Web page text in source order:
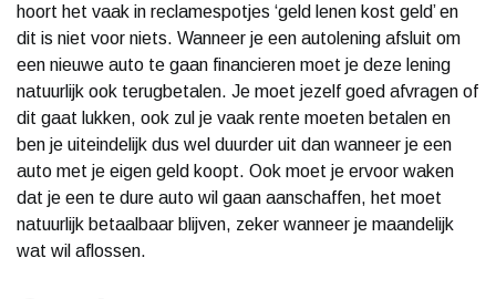
hoort het vaak in reclamespotjes ‘geld lenen kost geld’ en
dit is niet voor niets. Wanneer je een autolening afsluit om
een nieuwe auto te gaan financieren moet je deze lening
natuurlijk ook terugbetalen. Je moet jezelf goed afvragen of
dit gaat lukken, ook zul je vaak rente moeten betalen en
ben je uiteindelijk dus wel duurder uit dan wanneer je een
auto met je eigen geld koopt. Ook moet je ervoor waken
dat je een te dure auto wil gaan aanschaffen, het moet
natuurlijk betaalbaar blijven, zeker wanneer je maandelijk
wat wil aflossen.